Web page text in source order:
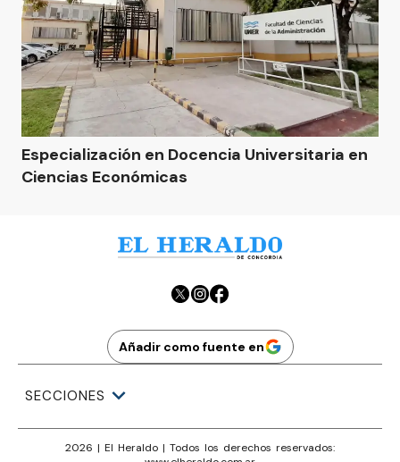
Especialización en Docencia Universitaria en
Ciencias Económicas
Añadir como fuente en
SECCIONES
2026 | El Heraldo | Todos los derechos reservados: